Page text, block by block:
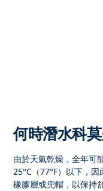
何時潛水科
由於天氣乾燥，全年可
25°C（77°F）以下，
橡膠層或兜帽，以保持舒